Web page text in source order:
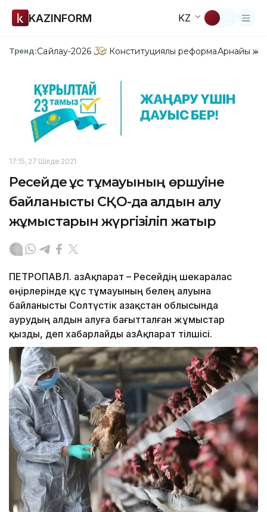
KAZINFORM KZ
Тренд:Сайлау-2026 Конституциялық реформаАрнайы
17:15, 27 Шілде 2021
Ресейде құс тұмауының өршуіне
байланысты СҚО-да алдын алу
жұмыстарын жүргізіліп жатыр
ПЕТРОПАВЛ. ҚазАқпарат – Ресейдің шекаралас
өңірлерінде құс тұмауының белең алуына
байланысты Солтүстік Қазақстан облысында
аурудың алдын алуға бағытталған жұмыстар
қызды, деп хабарлайды ҚазАқпарат тілшісі.